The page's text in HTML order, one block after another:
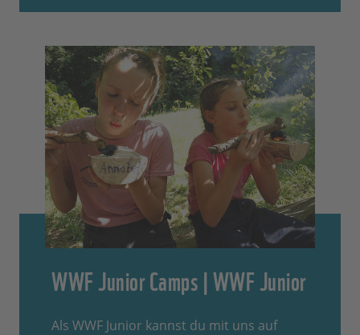
WWF Junior Camps | WWF Junior
Als WWF Junior kannst du mit uns auf